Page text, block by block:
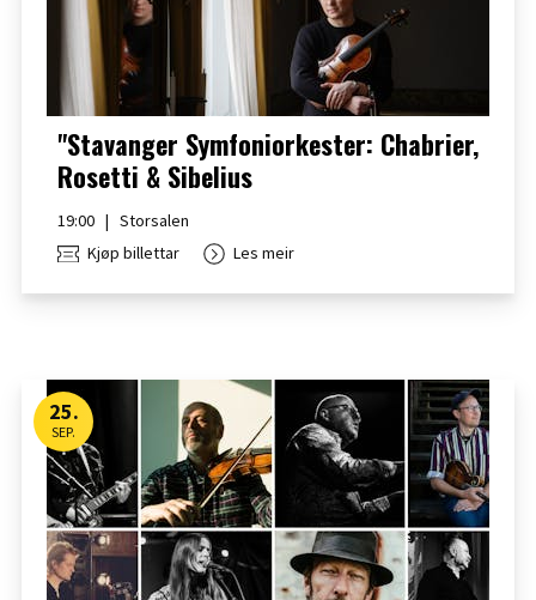
"Stavanger Symfoniorkester: Chabrier,
Rosetti & Sibelius
19:00 | Storsalen
Kjøp billettar
Les meir
25.
SEP.